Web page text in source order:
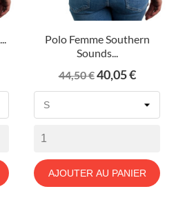
Polo Femme Southern
Sounds...
Prix
de
44,50 €Prix
40,05 €
AJOUTER AU PANIER